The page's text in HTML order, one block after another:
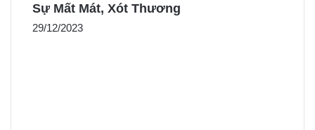
Sự Mất Mát, Xót Thương
29/12/2023